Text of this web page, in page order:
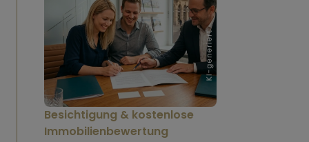
Besichtigung & kostenlose
Immobilienbewertung